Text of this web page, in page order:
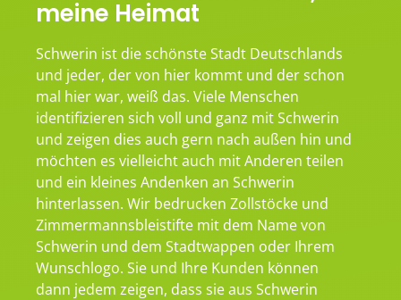
meine Heimat
Schwerin ist die schönste Stadt Deutschlands
und jeder, der von hier kommt und der schon
mal hier war, weiß das. Viele Menschen
identifizieren sich voll und ganz mit Schwerin
und zeigen dies auch gern nach außen hin und
möchten es vielleicht auch mit Anderen teilen
und ein kleines Andenken an Schwerin
hinterlassen. Wir bedrucken Zollstöcke und
Zimmermannsbleistifte mit dem Name von
Schwerin und dem Stadtwappen oder Ihrem
Wunschlogo. Sie und Ihre Kunden können
dann jedem zeigen, dass sie aus Schwerin